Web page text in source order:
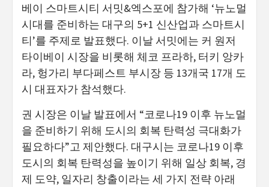
베이 스마트시티 서밋&엑스포에 참가해 ‘뉴노멀
시대를 준비하는 대구의 5+1 신산업과 스마트시
티’를 주제로 발표했다. 이날 서밋에는 커 원저
타이베이 시장을 비롯해 체코 프라하, 터키 앙카
라, 헝가리 부다페스트 부시장 등 13개국 17개 도
시 대표자가 참석했다.
권 시장은 이날 발표에서 “코로나19 이후 뉴노멀
을 준비하기 위해 도시의 회복 탄력성 극대화가
필요하다”고 제안했다. 대구시는 코로나19 이후
도시의 회복 탄력성을 높이기 위해 일상 회복, 경
제 도약, 일자리 창출이라는 세 가지 전략 아래